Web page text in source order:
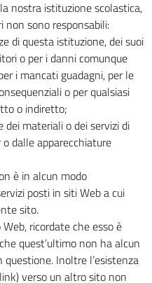
nostra istituzione scolastica,
non sono responsabili:
di questa istituzione, dei suoi
o per i danni comunque
i mancati guadagni, per le
o per qualsiasi
o indiretto;
dei materiali o dei servizi di
dalle apparecchiature
è in alcun modo
posti in siti Web a cui
sito.
ricordate che esso è
quest’ultimo non ha alcun
Inoltre l’esistenza
verso un altro sito non